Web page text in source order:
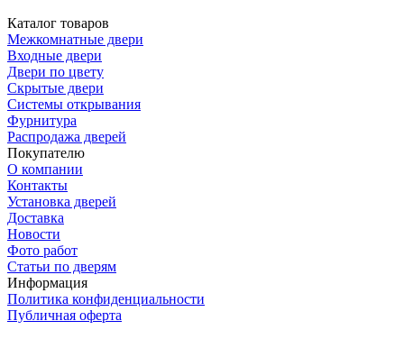
Каталог товаров
Межкомнатные двери
Входные двери
Двери по цвету
Скрытые двери
Системы открывания
Фурнитура
Распродажа дверей
Покупателю
О компании
Контакты
Установка дверей
Доставка
Новости
Фото работ
Статьи по дверям
Информация
Политика конфиденциальности
Публичная оферта